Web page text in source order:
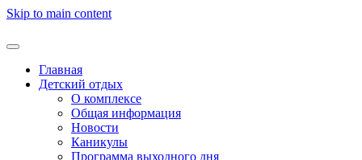
Skip to main content
Главная
Детский отдых
О комплексе
Общая информация
Новости
Каникулы
Программа выходного дня